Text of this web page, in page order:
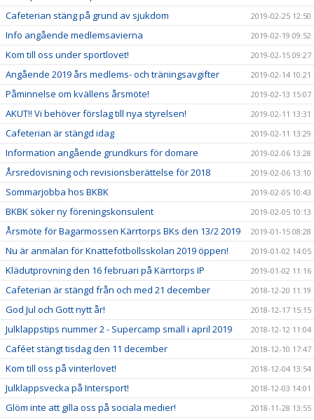
Cafeterian stäng på grund av sjukdom 2019-02-25 12:50
Info angående medlemsavierna 2019-02-19 09:52
Kom till oss under sportlovet! 2019-02-15 09:27
Angående 2019 års medlems- och träningsavgifter 2019-02-14 10:21
Påminnelse om kvällens årsmöte! 2019-02-13 15:07
AKUT!! Vi behöver förslag till nya styrelsen! 2019-02-11 13:31
Cafeterian är stängd idag 2019-02-11 13:29
Information angående grundkurs för domare 2019-02-06 13:28
Årsredovisning och revisionsberättelse för 2018 2019-02-06 13:10
Sommarjobba hos BKBK 2019-02-05 10:43
BKBK söker ny föreningskonsulent 2019-02-05 10:13
Årsmöte för Bagarmossen Kärrtorps BKs den 13/2 2019 2019-01-15 08:28
Nu är anmälan för Knattefotbollsskolan 2019 öppen! 2019-01-02 14:05
Klädutprovning den 16 februari på Kärrtorps IP 2019-01-02 11:16
Cafeterian är stängd från och med 21 december 2018-12-20 11:19
God Jul och Gott nytt år! 2018-12-17 15:15
Julklappstips nummer 2 - Supercamp small i april 2019 2018-12-12 11:04
Caféet stängt tisdag den 11 december 2018-12-10 17:47
Kom till oss på vinterlovet! 2018-12-04 13:54
Julklappsvecka på Intersport! 2018-12-03 14:01
Glöm inte att gilla oss på sociala medier! 2018-11-28 13:55